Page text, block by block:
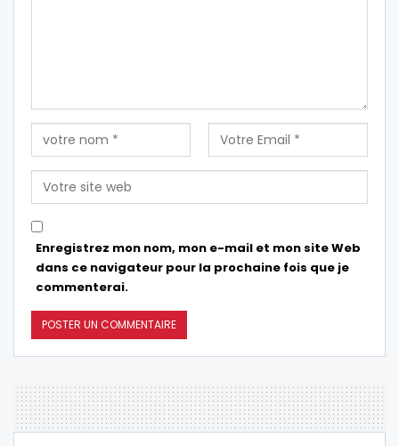
Enregistrez mon nom, mon e-mail et mon site Web
dans ce navigateur pour la prochaine fois que je
commenterai.